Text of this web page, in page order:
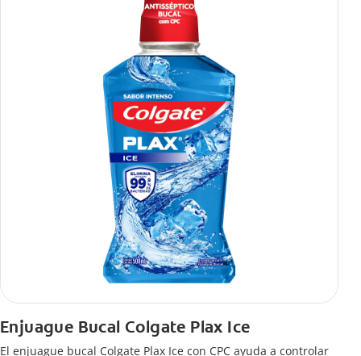
Enjuague Bucal Colgate Plax Ice
El enjuague bucal Colgate Plax Ice con CPC ayuda a controlar